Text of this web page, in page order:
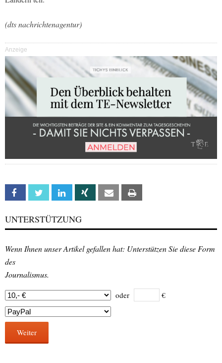
(dts nachrichtenagentur)
Anzeige
Facebook Twitter Linkedin Xing Email
UNTERSTÜTZUNG
Wenn Ihnen unser Artikel gefallen hat: Unterstützen Sie diese Form
des
Journalismus.
oder €
Weiter